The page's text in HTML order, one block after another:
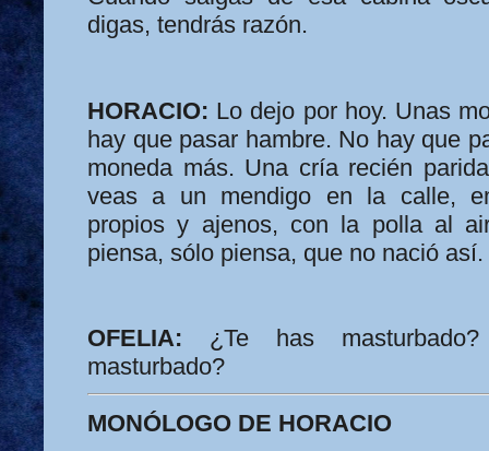
digas, tendrás razón.
HORACIO: Lo dejo por hoy. Unas
hay que pasar hambre. No hay que
moneda más. Una cría recién
veas a un mendigo en la calle,
propios y ajenos, con la polla al
piensa, sólo piensa, que no nació así.
OFELIA: ¿Te has
masturbado?
MONÓLOGO DE HORACIO